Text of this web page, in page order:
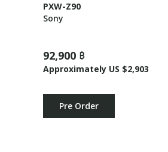
PXW-Z90
Sony
92,900 ฿
Approximately US $2,903
Pre Order